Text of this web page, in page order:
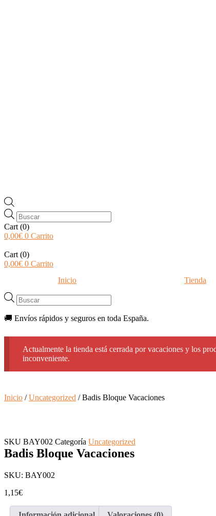
Búsqueda
de
productos
Cart (0)
0,00€ 0 Carrito
Cart (0)
0,00€ 0 Carrito
Inicio
Tienda
Búsqueda
de
productos
🚚 Envíos rápidos y seguros en toda España.
Actualmente la tienda está cerrada por vacaciones y los
inconveniente.
Inicio /Uncategorized / Badis Bloque Vacaciones
SKU BAY002 Categoría Uncategorized
Badis Bloque Vacaciones
SKU: BAY002
1,15€